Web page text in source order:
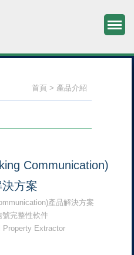
首頁 產品介紹
Communication)
方案
產品解決方案
號完整性軟件
Property Extractor